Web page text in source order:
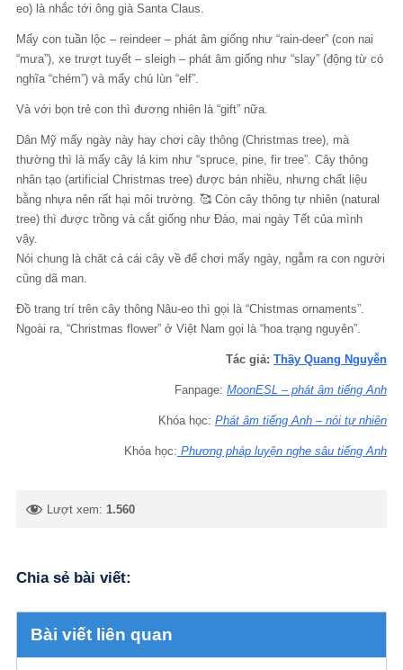
eo) là nhắc tới ông già Santa Claus.
Mấy con tuần lộc – reindeer – phát âm giống như “rain-deer” (con nai
“mưa”), xe trượt tuyết – sleigh – phát âm giống như “slay” (động từ có
nghĩa “chém”) và mấy chú lùn “elf”.
Và với bọn trẻ con thì đương nhiên là “gift” nữa.
Dân Mỹ mấy ngày này hay chơi cây thông (Christmas tree), mà
thường thì là mấy cây lá kim như “spruce, pine, fir tree”. Cây thông
nhân tạo (artificial Christmas tree) được bán nhiều, nhưng chất liệu
bằng nhựa nên rất hại môi trường. 🥰 Còn cây thông tự nhiên (natural
tree) thì được trồng và cắt giống như Đào, mai ngày Tết của mình
vậy.
Nói chung là chăt cả cái cây về để chơi mấy ngày, ngẫm ra con người
cũng dã man.
Đồ trang trí trên cây thông Nâu-eo thì gọi là “Chistmas ornaments”.
Ngoài ra, “Christmas flower” ở Việt Nam gọi là “hoa trạng nguyên”.
Tác giả: Thầy Quang Nguyễn
Fanpage: MoonESL – phát âm tiếng Anh
Khóa học: Phát âm tiếng Anh – nói tự nhiên
Khóa học: Phương pháp luyện nghe sâu tiếng Anh
Lượt xem: 1.560
Chia sẻ bài viết:
Bài viết liên quan